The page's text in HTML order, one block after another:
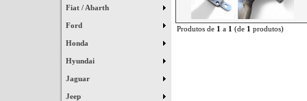
Fiat / Abarth
Ford
Honda
Hyundai
Jaguar
Jeep
Produtos de 1 a 1 (de 1 produtos)